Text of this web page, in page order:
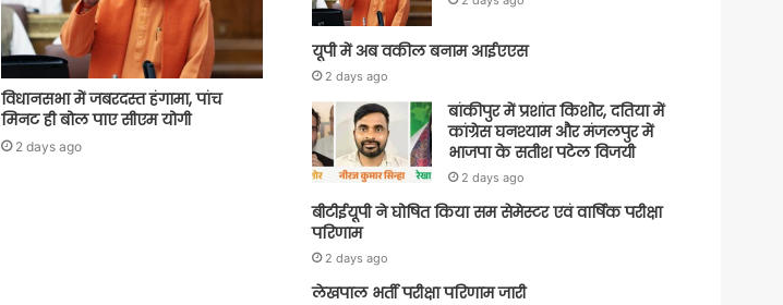
विधानसभा में जबरदस्त हंगामा, पांच
मिनट ही बोल पाए सीएम योगी
2 days ago
यूपी में अब वकील बनाम आईएएस
2 days ago
बांकीपुर में प्रशांत किशोर, दतिया में
कांग्रेस घनश्याम और मंजलपुर में
भाजपा के सतीश पटेल विजयी
2 days ago
बीटीईयूपी ने घोषित किया सम सेमेस्टर एवं वार्षिक परीक्षा
परिणाम
2 days ago
लेखपाल भर्ती परीक्षा परिणाम जारी